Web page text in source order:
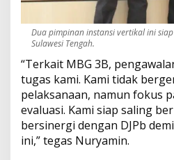
Dua pimpinan instansi vertikal ini
Sulawesi Tengah.
“Terkait MBG 3B,
tugas kami. Kami tidak
pelaksanaan, namun fokus
evaluasi. Kami siap saling
bersinergi dengan DJPb
ini,” tegas Nuryamin.